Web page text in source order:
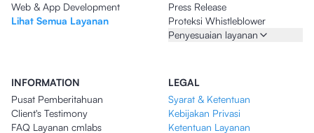
Web & App Development
Lihat Semua Layanan
Press Release
Proteksi Whistleblower
Penyesuaian layanan
INFORMATION
Pusat Pemberitahuan
Client's Testimony
FAQ Layanan cmlabs
LEGAL
Syarat & Ketentuan
Kebijakan Privasi
Ketentuan Layanan